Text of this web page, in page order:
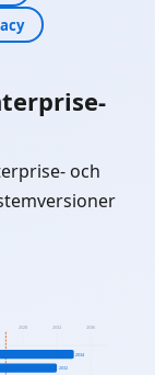
och
2028 2032 2036
2034
2032